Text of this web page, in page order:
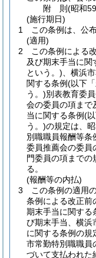
附 則(昭和
(施行期日)
1
この条例は、公
(適用)
2
この条例による
及び期末手当に関
という。) 、横浜
関する条例(以下
う。)別表教育委
会の委員の項まで
当に関する条例(
う。)の規定は、
別職職員報酬等条
委員推薦会の委員
門委員の項まで
る。
(報酬等の内払)
3
この条例の適用
条例による改正前
期末手当に関する
び期末手当、横浜
に関する条例の規
市常勤特別職職員
づいて支払われた